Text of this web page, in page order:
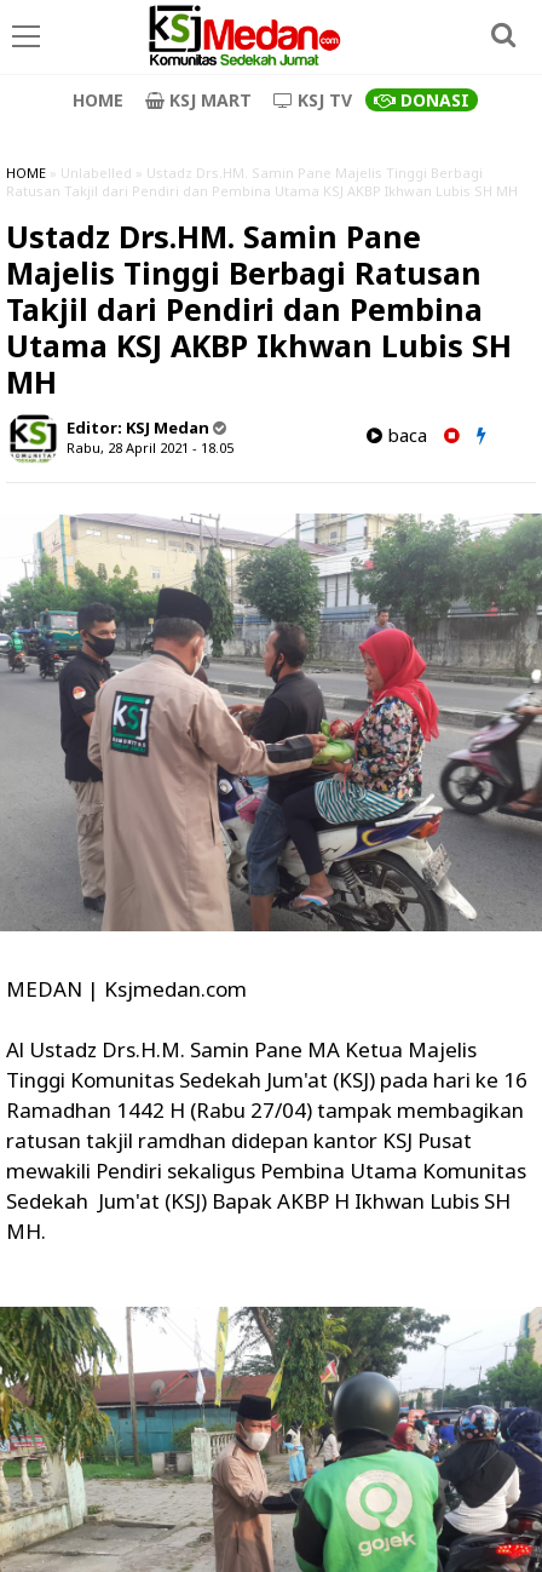
HOME KSJ MART KSJ TV DONASI
HOME » Unlabelled » Ustadz Drs.HM. Samin Pane Majelis Tinggi Berbagi
Ratusan Takjil dari Pendiri dan Pembina Utama KSJ AKBP Ikhwan Lubis SH MH
Ustadz Drs.HM. Samin Pane
Majelis Tinggi Berbagi Ratusan
Takjil dari Pendiri dan Pembina
Utama KSJ AKBP Ikhwan Lubis SH
MH
Editor: KSJ Medan
Rabu, 28 April 2021 - 18.05
baca
MEDAN | Ksjmedan.com
Al Ustadz Drs.H.M. Samin Pane MA Ketua Majelis
Tinggi Komunitas Sedekah Jum'at (KSJ) pada hari ke 16
Ramadhan 1442 H (Rabu 27/04) tampak membagikan
ratusan takjil ramdhan didepan kantor KSJ Pusat
mewakili Pendiri sekaligus Pembina Utama Komunitas
Sedekah Jum'at (KSJ) Bapak AKBP H Ikhwan Lubis SH
MH.